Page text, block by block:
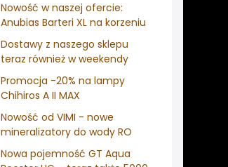
Nowość w naszej ofercie:
Anubias Barteri XL na korzeniu
Dostawy z naszego sklepu
teraz również w weekendy
Promocja -20% na lampy
Chihiros A II MAX
Nowość od VIMI - nowe
mineralizatory do wody RO
Nowa pojemność GT Aqua